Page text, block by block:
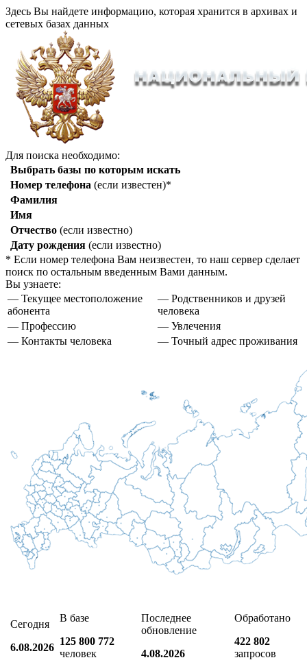
Здесь Вы найдете информацию, которая хранится в архивах и
сетевых базах данных
Для поиска необходимо:
Выбрать базы по которым искать
Номер телефона (если известен)*
Фамилия
Имя
Отчество (если известно)
Дату рождения (если известно)
* Если номер телефона Вам неизвестен, то наш сервер сделает
поиск по остальным введенным Вами данным.
Вы узнаете:
— Текущее местоположение
абонента
— Родственников и друзей
человека
— Профессию
— Увлечения
— Контакты человека
— Точный адрес проживания
Сегодня
6.08.2026
В базе
125 800 772
человек
Последнее
обновление
4.08.2026
Обработано
422 802
запросов